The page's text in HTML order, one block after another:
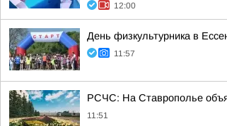
12:00
День физкультурника в
11:57
РСЧС: На Ставрополье
11:51